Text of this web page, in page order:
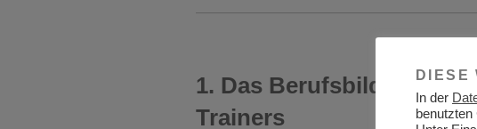
1. Das Berufsbild des
Trainers
DIESE
In der
benutzten